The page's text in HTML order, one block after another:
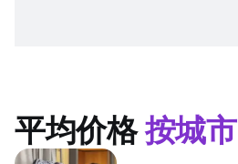
平均价格按城市